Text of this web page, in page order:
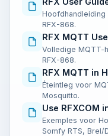
Hoofdhandleiding
RFX-868.
RFX MQTT
Volledige MQTT-
RFX-868.
RFX MQTT in
Éteintleg voor
Mosquitto.
Use RFXCOM
Exemples voor
Somfy RTS, Brel/